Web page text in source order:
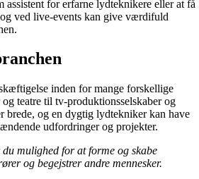
assistent for erfarne lydteknikere eller at få
ved live-events kan give værdifuld
inden for mange forskellige
teatre til tv-produktionsselskaber og
brede, og en dygtig lydtekniker kan have
udfordringer og projekter.
mulighed for at forme og skabe
og begejstrer andre mennesker.